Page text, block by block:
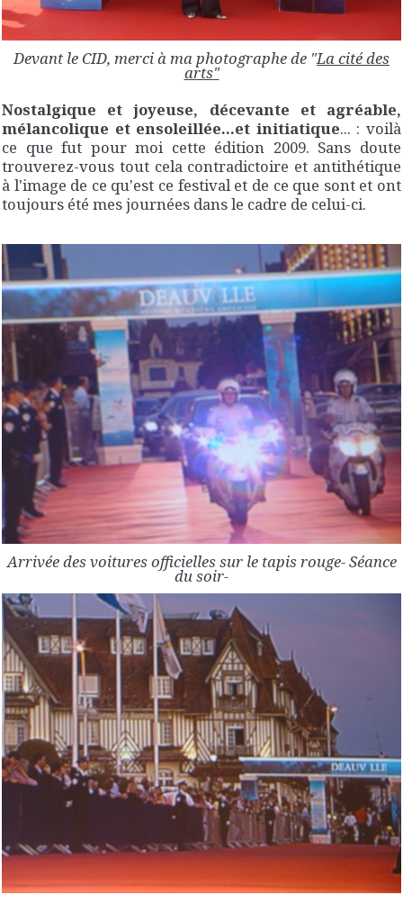
Devant le CID, merci à ma photographe de "La cité des
arts"
Nostalgique et joyeuse, décevante et agréable,
mélancolique et ensoleillée...et initiatique... : voilà
ce que fut pour moi cette édition 2009. Sans doute
trouverez-vous tout cela contradictoire et antithétique
à l'image de ce qu'est ce festival et de ce que sont et ont
toujours été mes journées dans le cadre de celui-ci.
Arrivée des voitures officielles sur le tapis rouge- Séance
du soir-